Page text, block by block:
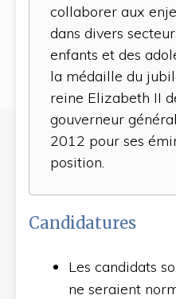
collaborer aux
dans divers
enfants et des
la médaille du
reine Elizabeth II
gouverneur
2012 pour ses
position.
Candidatures
Les candidats
ne seraient